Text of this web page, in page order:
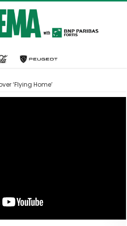
‘Flying Home’